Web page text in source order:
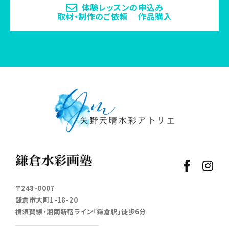
体験レッスンの申込み
取材・制作のご依頼 作品購入
〒248-0007
鎌倉市大町1-18-20
横須賀線・湘南新宿ライン「鎌倉駅」徒歩6分